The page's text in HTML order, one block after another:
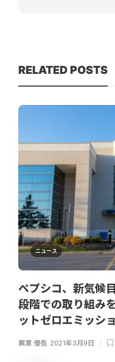
RELATED POSTS
ニュース
ペプシコ、新気候
段階での取り組み
ットゼロエミッシ
廣瀬 優香, 2021年3月9日